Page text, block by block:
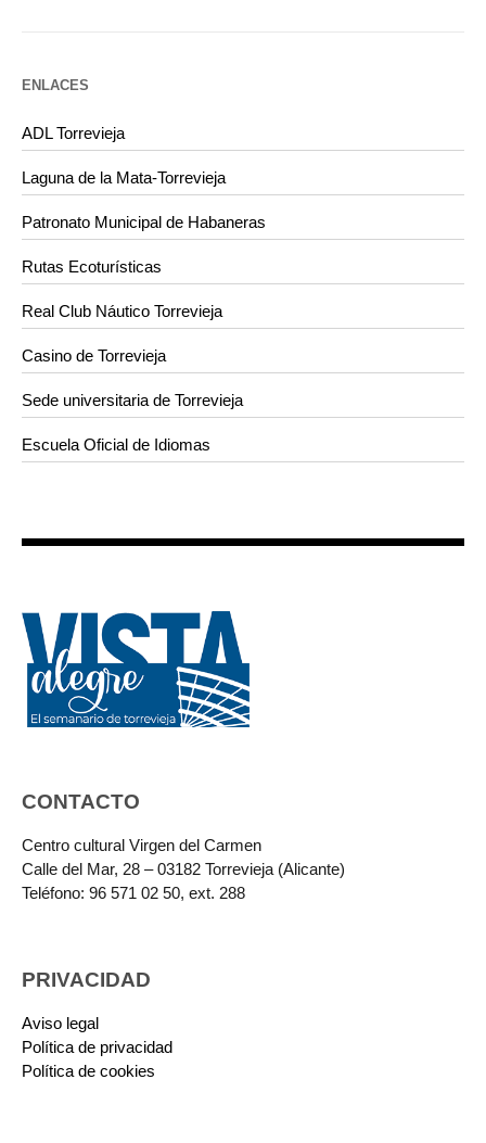
ENLACES
ADL Torrevieja
Laguna de la Mata-Torrevieja
Patronato Municipal de Habaneras
Rutas Ecoturísticas
Real Club Náutico Torrevieja
Casino de Torrevieja
Sede universitaria de Torrevieja
Escuela Oficial de Idiomas
CONTACTO
Centro cultural Virgen del Carmen
Calle del Mar, 28 – 03182 Torrevieja (Alicante)
Teléfono: 96 571 02 50, ext. 288
PRIVACIDAD
Aviso legal
Política de privacidad
Política de cookies